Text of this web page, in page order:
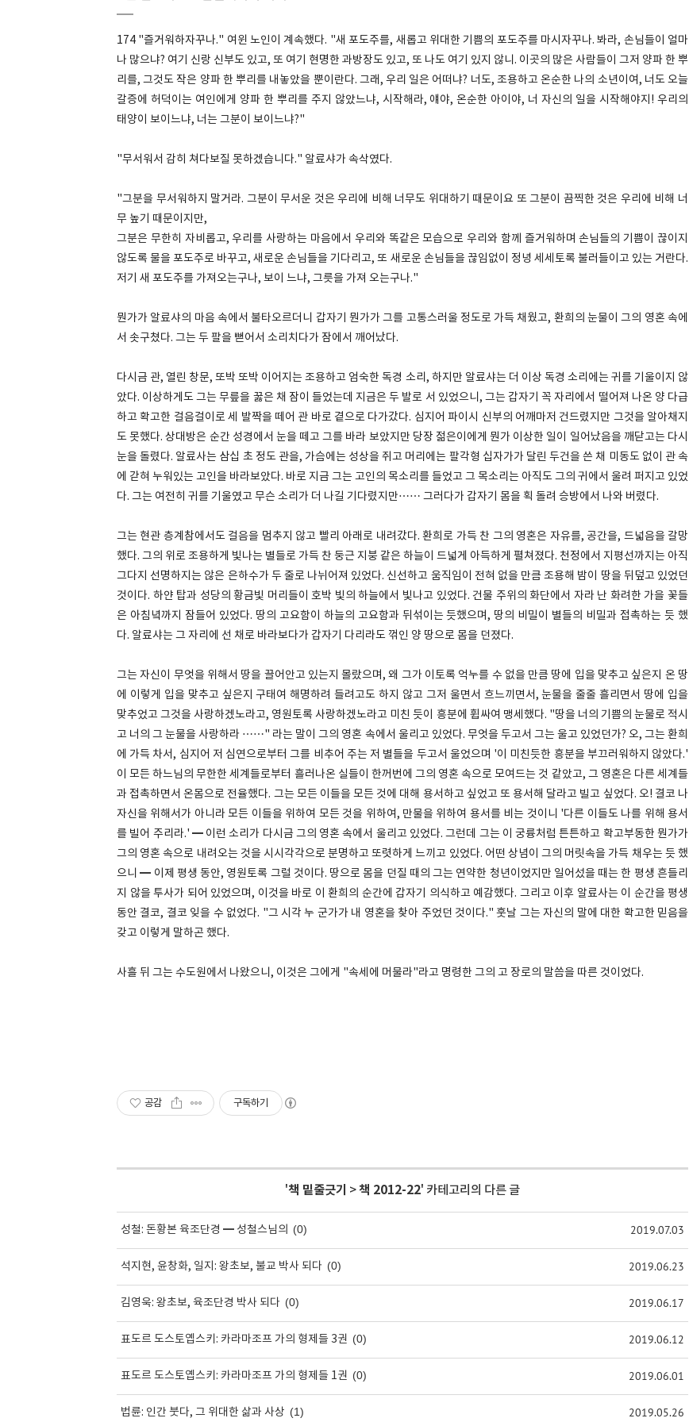
174 "즐거워하자꾸나." 여윈 노인이 계속했다. "새 포도주를, 새롭고 위대한 기쁨의 포도주를 마시자꾸나. 봐라, 손님들이 얼마
나 많으냐? 여기 신랑 신부도 있고, 또 여기 현명한 과방장도 있고, 또 나도 여기 있지 않니. 이곳의 많은 사람들이 그저 양파 한 뿌
리를, 그것도 작은 양파 한 뿌리를 내놓았을 뿐이란다. 그래, 우리 일은 어떠냐? 너도, 조용하고 온순한 나의 소년이여, 너도 오늘
갈증에 허덕이는 여인에게 양파 한 뿌리를 주지 않았느냐, 시작해라, 얘야, 온순한 아이야, 너 자신의 일을 시작해야지! 우리의
태양이 보이느냐, 너는 그분이 보이느냐?"
"무서워서 감히 쳐다보질 못하겠습니다." 알료샤가 속삭였다.
"그분을 무서워하지 말거라. 그분이 무서운 것은 우리에 비해 너무도 위대하기 때문이요 또 그분이 끔찍한 것은 우리에 비해 너
무 높기 때문이지만,
그분은 무한히 자비롭고, 우리를 사랑하는 마음에서 우리와 똑같은 모습으로 우리와 함께 즐거워하며 손님들의 기쁨이 끊이지
않도록 물을 포도주로 바꾸고, 새로운 손님들을 기다리고, 또 새로운 손님들을 끊임없이 정녕 세세토록 불러들이고 있는 거란다.
저기 새 포도주를 가져오는구나, 보이 느냐, 그릇을 가져 오는구나."
뭔가가 알료샤의 마음 속에서 불타오르더니 갑자기 뭔가가 그를 고통스러울 정도로 가득 채웠고, 환희의 눈물이 그의 영혼 속에
서 솟구쳤다. 그는 두 팔을 뻗어서 소리치다가 잠에서 깨어났다.
다시금 관, 열린 창문, 또박 또박 이어지는 조용하고 엄숙한 독경 소리, 하지만 알료샤는 더 이상 독경 소리에는 귀를 기울이지 않
았다. 이상하게도 그는 무릎을 꿇은 채 잠이 들었는데 지금은 두 발로 서 있었으니, 그는 갑자기 꼭 자리에서 떨어져 나온 양 다급
하고 확고한 걸음걸이로 세 발짝을 떼어 관 바로 곁으로 다가갔다. 심지어 파이시 신부의 어깨마저 건드렸지만 그것을 알아채지
도 못했다. 상대방은 순간 성경에서 눈을 떼고 그를 바라 보았지만 당장 젊은이에게 뭔가 이상한 일이 일어났음을 깨닫고는 다시
눈을 돌렸다. 알료사는 삼십 초 정도 관을, 가슴에는 성상을 쥐고 머리에는 팔각형 십자가가 달린 두건을 쓴 채 미동도 없이 관 속
에 갇혀 누워있는 고인을 바라보았다. 바로 지금 그는 고인의 목소리를 들었고 그 목소리는 아직도 그의 귀에서 울려 퍼지고 있었
다. 그는 여전히 귀를 기울였고 무슨 소리가 더 나길 기다렸지만…… 그러다가 갑자기 몸을 획 돌려 승방에서 나와 버렸다.
그는 현관 층계참에서도 걸음을 멈추지 않고 빨리 아래로 내려갔다. 환희로 가득 찬 그의 영혼은 자유를, 공간을, 드넓음을 갈망
했다. 그의 위로 조용하게 빛나는 별들로 가득 찬 둥근 지붕 같은 하늘이 드넓게 아득하게 펼쳐졌다. 천정에서 지평선까지는 아직
그다지 선명하지는 않은 은하수가 두 줄로 나뉘어져 있었다. 신선하고 움직임이 전혀 없을 만큼 조용해 밤이 땅을 뒤덮고 있었던
것이다. 하얀 탑과 성당의 황금빛 머리들이 호박 빛의 하늘에서 빛나고 있었다. 건물 주위의 화단에서 자라 난 화려한 가을 꽃들
은 아침녘까지 잠들어 있었다. 땅의 고요함이 하늘의 고요함과 뒤섞이는 듯했으며, 땅의 비밀이 별들의 비밀과 접촉하는 듯 했
다. 알료샤는 그 자리에 선 채로 바라보다가 갑자기 다리라도 꺾인 양 땅으로 몸을 던졌다.
그는 자신이 무엇을 위해서 땅을 끌어안고 있는지 몰랐으며, 왜 그가 이토록 억누를 수 없을 만큼 땅에 입을 맞추고 싶은지 온 땅
에 이렇게 입을 맞추고 싶은지 구태여 해명하려 들려고도 하지 않고 그저 울면서 흐느끼면서, 눈물을 줄줄 흘리면서 땅에 입을
맞추었고 그것을 사랑하겠노라고, 영원토록 사랑하겠노라고 미친 듯이 흥분에 휩싸여 맹세했다. "땅을 너의 기쁨의 눈물로 적시
고 너의 그 눈물을 사랑하라 ……" 라는 말이 그의 영혼 속에서 울리고 있었다. 무엇을 두고서 그는 울고 있었던가? 오, 그는 환희
에 가득 차서, 심지어 저 심연으로부터 그를 비추어 주는 저 별들을 두고서 울었으며 '이 미친듯한 흥분을 부끄러워하지 않았다.'
이 모든 하느님의 무한한 세계들로부터 흘러나온 실들이 한꺼번에 그의 영혼 속으로 모여드는 것 같았고, 그 영혼은 다른 세계들
과 접촉하면서 온몸으로 전율했다. 그는 모든 이들을 모든 것에 대해 용서하고 싶었고 또 용서해 달라고 빌고 싶었다. 오! 결코 나
자신을 위해서가 아니라 모든 이들을 위하여 모든 것을 위하여, 만물을 위하여 용서를 비는 것이니 '다른 이들도 나를 위해 용서
를 빌어 주리라.' ━ 이런 소리가 다시금 그의 영혼 속에서 울리고 있었다. 그런데 그는 이 궁륭처럼 튼튼하고 확고부동한 뭔가가
그의 영혼 속으로 내려오는 것을 시시각각으로 분명하고 또렷하게 느끼고 있었다. 어떤 상념이 그의 머릿속을 가득 채우는 듯 했
으니 ━ 이제 평생 동안, 영원토록 그럴 것이다. 땅으로 몸을 던질 때의 그는 연약한 청년이었지만 일어섰을 때는 한 평생 흔들리
지 않을 투사가 되어 있었으며, 이것을 바로 이 환희의 순간에 갑자기 의식하고 예감했다. 그리고 이후 알료사는 이 순간을 평생
동안 결코, 결코 잊을 수 없었다. "그 시각 누 군가가 내 영혼을 찾아 주었던 것이다." 훗날 그는 자신의 말에 대한 확고한 믿음을
갖고 이렇게 말하곤 했다.
사흘 뒤 그는 수도원에서 나왔으니, 이것은 그에게 "속세에 머물라"라고 명령한 그의 고 장로의 말씀을 따른 것이었다.
공감 구독하기
'책 밑줄긋기 >책 2012-22' 카테고리의 다른 글
성철: 돈황본 육조단경 ━ 성철스님의 (0) 2019.07.03
석지현, 윤창화, 일지: 왕초보, 불교 박사 되다 (0) 2019.06.23
김영욱: 왕초보, 육조단경 박사 되다 (0) 2019.06.17
표도르 도스토옙스키: 카라마조프 가의 형제들 3권 (0) 2019.06.12
표도르 도스토옙스키: 카라마조프 가의 형제들 1권 (0) 2019.06.01
법륜: 인간 붓다, 그 위대한 삶과 사상 (1) 2019.05.26